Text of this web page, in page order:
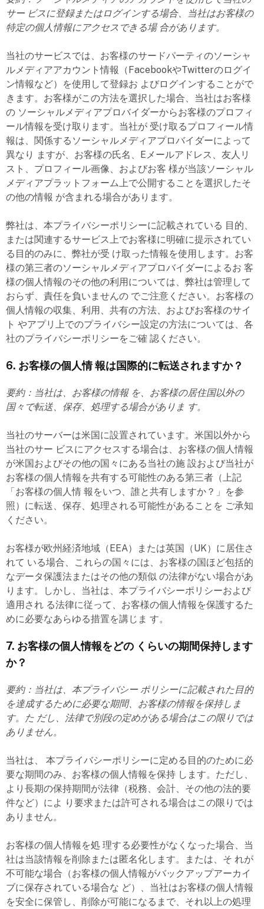
サー ビスに登録またはログインする場合、当社はお客様の
特定の個人情報にアクセスできる場 合があります。
当社のサービスでは、お客様のサードパーティのソーシャ
ルメディアアカウント情報（FacebookやTwitterのログイ
ン情報など）を使用して登録お よびログインすることがで
きます。お客様がこの方法を選択した場合、当社はお客様
の ソーシャルメディアプロバイダーからお客様のプロフィ
ール情報を受け取ります。当社が 受け取るプロフィール情
報は、関係するソーシャルメディアプロバイダーによって
異なり ますが、お客様の氏名、Eメールアドレス、友人リ
スト、プロフィール画像、およびお客 様が当該ソーシャル
メディアプラットフォーム上で公開することを選択したそ
の他の情報 が含まれる場合があります。
弊社は、本プライバシーポリシーに記載されている 目的、
または関連するサービス上でお客様に明確に提示されてい
る目的のみに、弊社が受 け取った情報を使用します。お客
様の第三者のソーシャルメディアプロバイダーによるお 客
様の個人情報のその他の利用については、弊社は管理して
おらず、責任を負いませんの でご注意ください。お客様の
個人情報の収集、利用、共有の方法、およびお客様のサイ
ト やアプリ上でのプライバシー設定の方法については、各
社のプライバシーポリシーをご確 認ください。
6. お客様の個人情 報は国際的に転送されますか？
要約：当社は、お客様の情報 を、お客様の居住国以外の
国々で転送、保存、処理する場合がありま す。
当社のサーバーは米国に設置されています。米国以外から
当社のサー ビスにアクセスする場合は、お客様の個人情報
が米国およびその他の国々にある当社の施 設および当社が
お客様の個人情報を共有する可能性のある第三者（上記
「お客様の個人情 報をいつ、誰と共有しますか？」を参
照）に転送、保存、処理される可能性があることを ご承知
ください。
お客様が欧州経済地域（EEA）または英国（UK）に居住さ
れて いる場合、これらの国々には、お客様の国ほど包括的
なデータ保護法またはその他の類似 の法律がない場合があ
ります。しかし、当社は、本プライバシーポリシーおよび
適用され る法律に従って、お客様の個人情報を保護するた
めに必要なあらゆる措置を講じま す。
7. お客様の個人情報をどの くらいの期間保持します
か？
要約：当社は、本プライバシー ポリシーに記載された目的
を達成するために必要な期間、お客様の情報を保持しま
す。た だし、法律で別段の定めがある場合はこの限りでは
ありません。
当社は、 本プライバシーポリシーに定める目的のために必
要な期間のみ、お客様の個人情報を保持 します。ただし、
より長期の保持期間が法律（税務、会計、その他の法的要
件など）によ り要求または許可される場合はこの限りでは
ありません。
お客様の個人情報を処 理する必要性がなくなった場合、当
社は当該情報を削除または匿名化します。または、そ れが
不可能な場合（お客様の個人情報がバックアップアーカイ
ブに保存されている場合な ど）、当社はお客様の個人情報
を安全に保管し、削除が可能になるまで、それ以上の処理